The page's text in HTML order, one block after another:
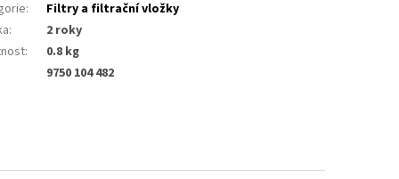
:
Filtry a filtrační vložky
:
2 roky
:
0.8 kg
9750 104 482